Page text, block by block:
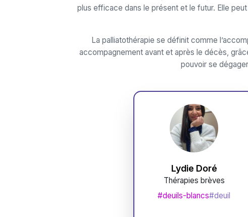
plus efficace dans le présent et le futur. Elle
La palliatothérapie se définit comme
accompagnement avant et après le décès,
pouvoir se
Lydie Doré
Thérapies brèves
#deuils-blancs#deuil